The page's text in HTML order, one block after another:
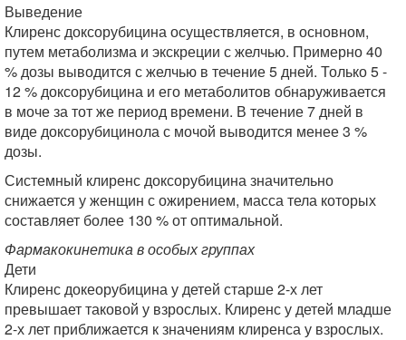
Выведение
Клиренс доксорубицина осуществляется, в основном,
путем метаболизма и экскреции с желчью. Примерно 40
% дозы выводится с желчью в течение 5 дней. Только 5 -
12 % доксорубицина и его метаболитов обнаруживается
в моче за тот же период времени. В течение 7 дней в
виде доксорубицинола с мочой выводится менее 3 %
дозы.
Системный клиренс доксорубицина значительно
снижается у женщин с ожирением, масса тела которых
составляет более 130 % от оптимальной.
Фармакокинетика в особых группах
Дети
Клиренс докеорубицина у детей старше 2-х лет
превышает таковой у взрослых. Клиренс у детей младше
2-х лет приближается к значениям клиренса у взрослых.